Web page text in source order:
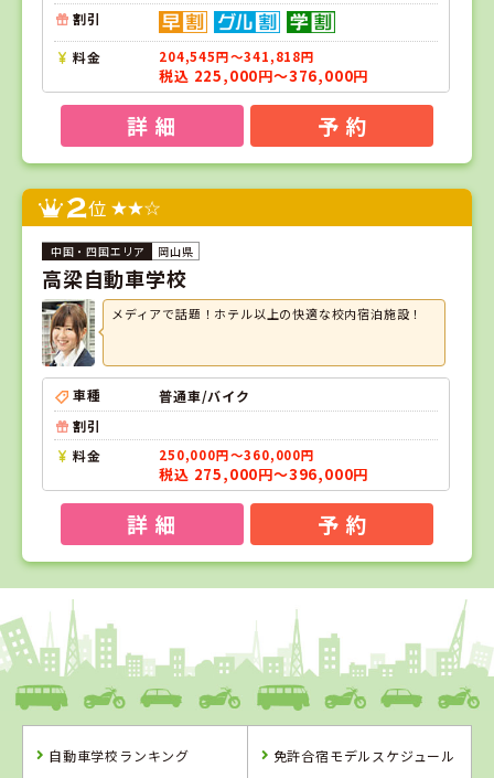
割引
料金 204,545円～341,818円
税込 225,000円～376,000円
詳 細 予 約
2位
岡山県
高梁自動車学校
メディアで話題！ホテル以上の快適な校内宿泊施設！
車種
普通車/バイク
割引
料金
250,000円～360,000円
税込 275,000円～396,000円
詳 細 予 約
1
愛媛県
八幡浜自動車教習所
自動車学校ランキング 免許合宿モデルスケジュール